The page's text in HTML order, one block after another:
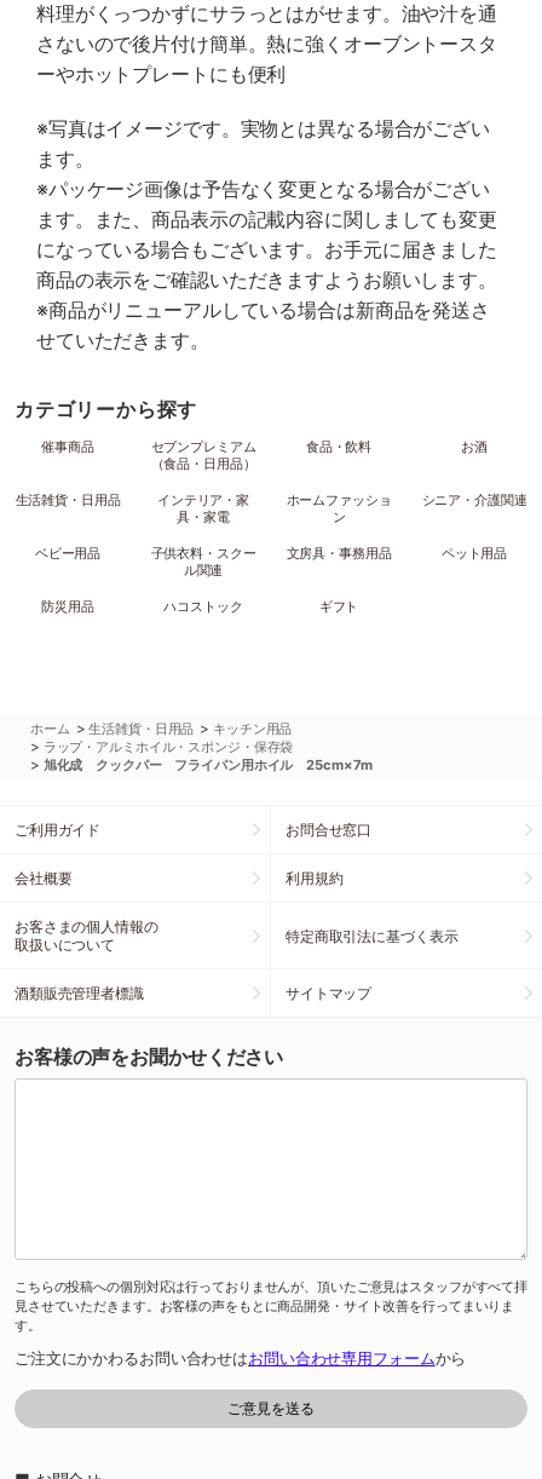
料理がくっつかずにサラっとはがせます。油や汁を通
さないので後片付け簡単。熱に強くオーブントースタ
ーやホットプレートにも便利
※写真はイメージです。実物とは異なる場合がござい
ます。
※パッケージ画像は予告なく変更となる場合がござい
ます。また、商品表示の記載内容に関しましても変更
になっている場合もございます。お手元に届きました
商品の表示をご確認いただきますようお願いします。
※商品がリニューアルしている場合は新商品を発送さ
せていただきます。
カテゴリーから探す
催事商品
セブンプレミアム
（食品・日用品）
食品・飲料 お酒
生活雑貨・日用品
インテリア・家
具・家電
ホームファッショ
ン
シニア・介護関連
ベビー用品
子供衣料・スクー
ル関連
文房具・事務用品 ペット用品
防災用品 ハコストック ギフト
ホーム >生活雑貨・日用品 > キッチン用品
> ラップ・アルミホイル・スポンジ・保存袋
> 旭化成 クックパー フライパン用ホイル 25cm×7m
ご利用ガイド お問合せ窓口
会社概要 利用規約
お客さまの個人情報の
取扱いについて
特定商取引法に基づく表示
酒類販売管理者標識 サイトマップ
お客様の声をお聞かせください
こちらの投稿への個別対応は行っておりませんが、頂いたご意見はスタッフがすべて拝
見させていただきます。お客様の声をもとに商品開発・サイト改善を行ってまいりま
す。
ご注文にかかわるお問い合わせはお問い合わせ専用フォームから